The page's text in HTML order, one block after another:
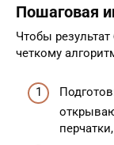
Пошаговая
Чтобы
четкому